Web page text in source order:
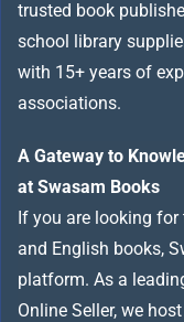
trusted book
school library
with 15+ years of
associations.
A Gateway to
at Swasam Books
If you are looking
and English books,
platform. As a
Online Seller, we